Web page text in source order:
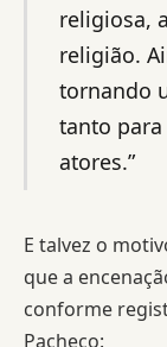
religiosa,
religião.
tornando
tanto
atores.”
E talvez o
que a
conforme
Pacheco: